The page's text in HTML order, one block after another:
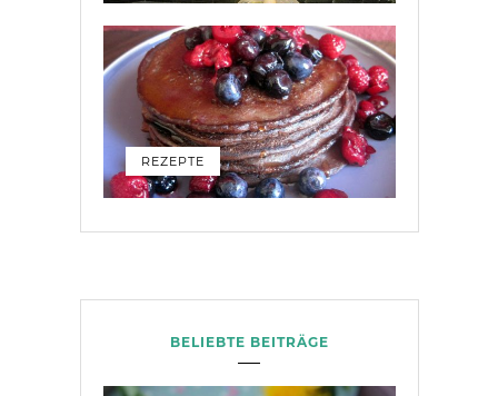
REZEPTE
BELIEBTE BEITRÄGE